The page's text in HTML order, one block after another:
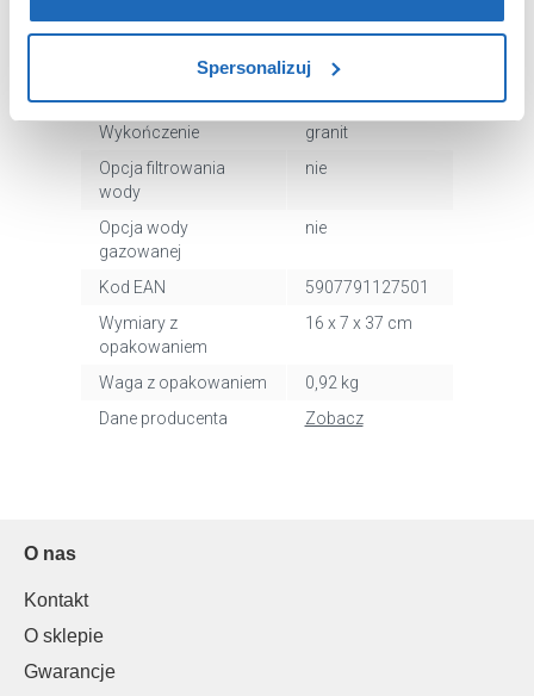
zablokowane niektóre pliki cookie mogą mieć wpływ na
Aby uzyskać więcej informacji na temat plików plików
cookie, kliknij „Ustawienia plików cookie”.
uzyskać więcej informacji na temat plików cookie i tego,
dlaczego ich przepisy, przejdź do zakładu „Informacje o
plikach cookie”.
Spersonalizuj
Kolor
beż
Wyciągana wylewka
nie
Podokienna
nie
Wykończenie
granit
Opcja filtrowania
wody
nie
Opcja wody
gazowanej
nie
Kod EAN
5907791127501
Wymiary z
opakowaniem
16 x 7 x 37 cm
Waga z opakowaniem
0,92 kg
Dane producenta
Zobacz
O nas
Kontakt
O sklepie
Gwarancje